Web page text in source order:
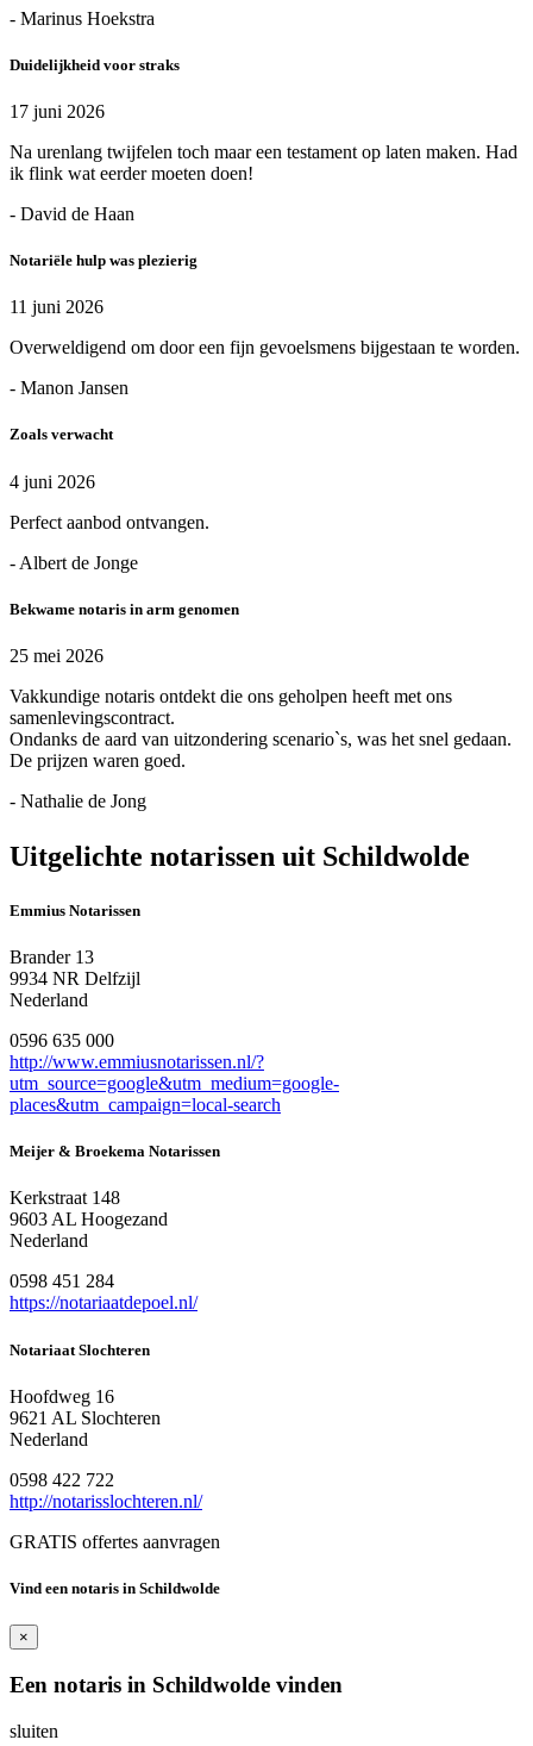
- Marinus Hoekstra
Duidelijkheid voor straks
17 juni 2026
Na urenlang twijfelen toch maar een testament op laten maken. Had
ik flink wat eerder moeten doen!
- David de Haan
Notariële hulp was plezierig
11 juni 2026
Overweldigend om door een fijn gevoelsmens bijgestaan te worden.
- Manon Jansen
Zoals verwacht
4 juni 2026
Perfect aanbod ontvangen.
- Albert de Jonge
Bekwame notaris in arm genomen
25 mei 2026
Vakkundige notaris ontdekt die ons geholpen heeft met ons
samenlevingscontract.
Ondanks de aard van uitzondering scenario`s, was het snel gedaan.
De prijzen waren goed.
- Nathalie de Jong
Uitgelichte notarissen uit Schildwolde
Emmius Notarissen
Brander 13
9934 NR Delfzijl
Nederland
0596 635 000
http://www.emmiusnotarissen.nl/?
utm_source=google&utm_medium=google-
places&utm_campaign=local-search
Meijer & Broekema Notarissen
Kerkstraat 148
9603 AL Hoogezand
Nederland
0598 451 284
https://notariaatdepoel.nl/
Notariaat Slochteren
Hoofdweg 16
9621 AL Slochteren
Nederland
0598 422 722
http://notarisslochteren.nl/
GRATIS offertes aanvragen
Vind een notaris in Schildwolde
×
Een notaris in Schildwolde vinden
sluiten